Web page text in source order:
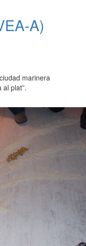
A)
marinera
plat”.